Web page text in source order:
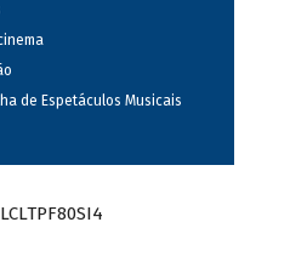
de Espetáculos Musicais